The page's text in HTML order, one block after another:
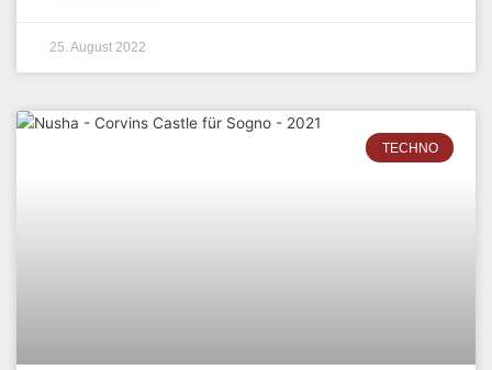
25. August 2022
TECHNO